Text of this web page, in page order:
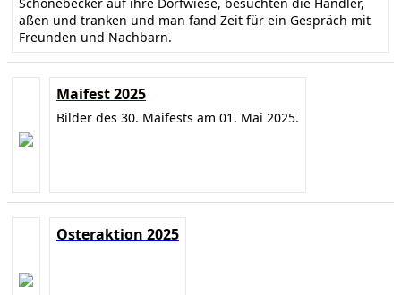
aßen und tranken und man fand Zeit für ein Gespräch mit
Freunden und Nachbarn.
Maifest 2025
Bilder des 30. Maifests am 01. Mai 2025.
Osteraktion 2025